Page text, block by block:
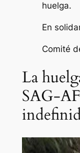
huelga.
En
Comité
La
SAG-